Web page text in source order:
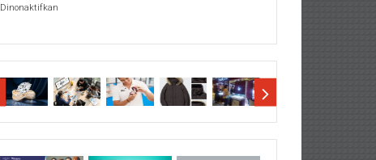
Dinonaktifkan
Terjun
Sumatera